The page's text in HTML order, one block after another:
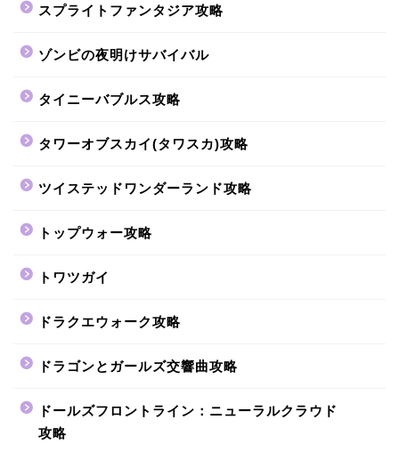
スプライトファンタジア攻略
ゾンビの夜明けサバイバル
タイニーバブルス攻略
タワーオブスカイ(タワスカ)攻略
ツイステッドワンダーランド攻略
トップウォー攻略
トワツガイ
ドラクエウォーク攻略
ドラゴンとガールズ交響曲攻略
ドールズフロントライン：ニューラルクラウド
攻略